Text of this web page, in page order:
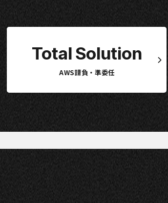
Total Solution
AWS請負・準委任